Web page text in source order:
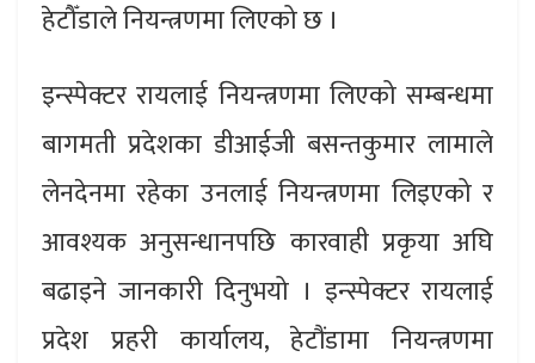
हेटौँडाले नियन्त्रणमा लिएको छ ।
इन्स्पेक्टर रायलाई नियन्त्रणमा लिएको सम्बन्धमा
बागमती प्रदेशका डीआईजी बसन्तकुमार लामाले
लेनदेनमा रहेका उनलाई नियन्त्रणमा लिइएको र
आवश्यक अनुसन्धानपछि कारवाही प्रकृया अघि
बढाइने जानकारी दिनुभयो । इन्स्पेक्टर रायलाई
प्रदेश प्रहरी कार्यालय, हेटौंडामा नियन्त्रणमा